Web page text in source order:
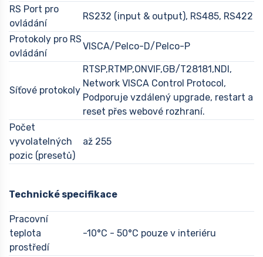
RS Port pro
ovládání
RS232 (input & output), RS485, RS422
Protokoly pro RS
ovládání
VISCA/Pelco-D/Pelco-P
Síťové protokoly
RTSP,RTMP,ONVIF,GB/T28181,NDI,
Network VISCA Control Protocol,
Podporuje vzdálený upgrade, restart a
reset přes webové rozhraní.
Počet
vyvolatelných
pozic (presetů)
až 255
Technické specifikace
Pracovní
teplota
prostředí
-10°C - 50°C pouze v interiéru